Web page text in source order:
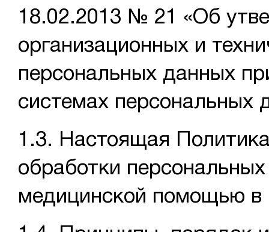
18.02.2013 № 21 «Об
организационных и
персональных данных
системах персональных
1.3. Настоящая
обработки
медицинской помощью в